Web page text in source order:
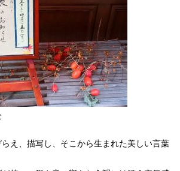
え、描写し、そこから生まれた美しい言葉